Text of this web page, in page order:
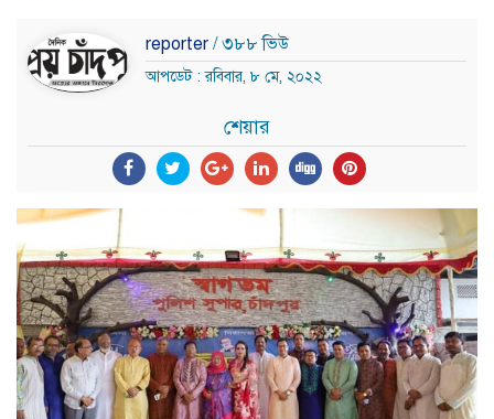
reporter / ৩৮৮ ভিউ
আপডেট : রবিবার, ৮ মে, ২০২২
শেয়ার